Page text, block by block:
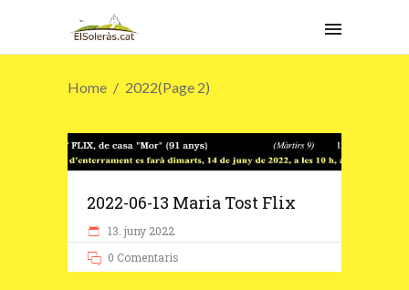
Home 2022(Page 2)
2022-06-13 Maria Tost Flix
13. juny 2022
0 Comentaris